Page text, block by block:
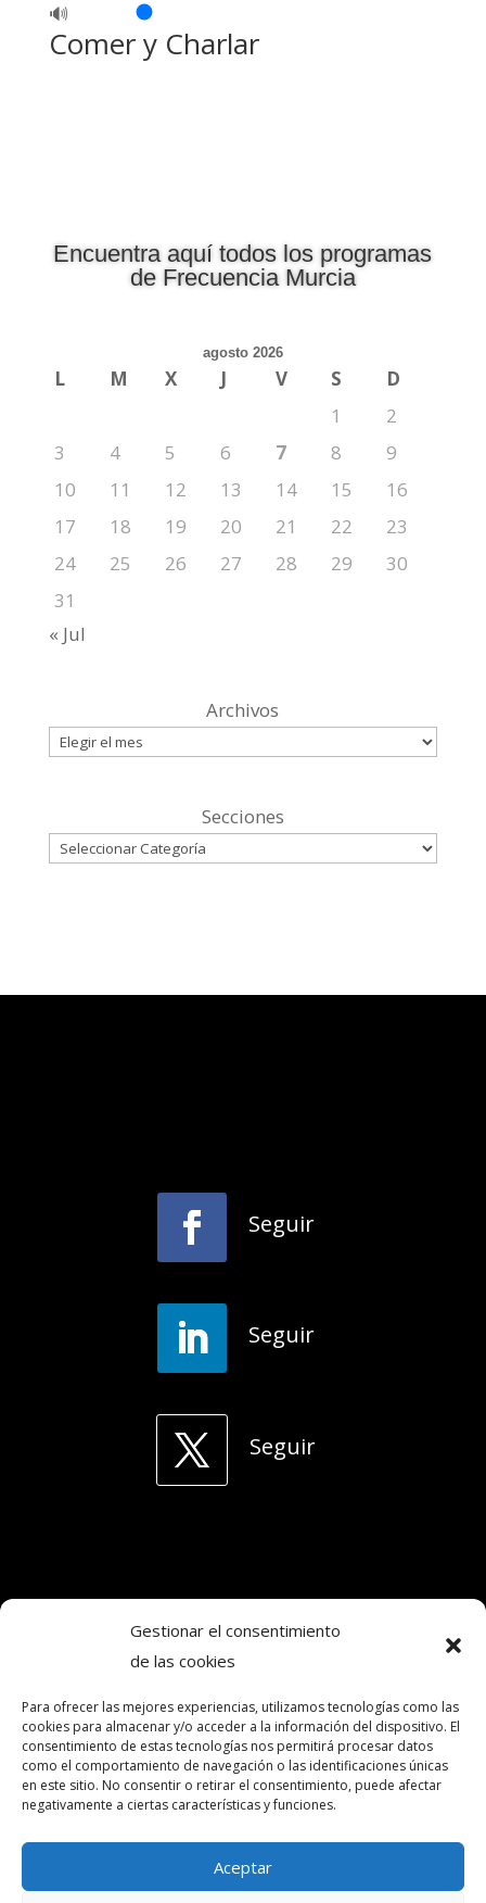
Gestionar el consentimiento
de las cookies
Para ofrecer las mejores experiencias, utilizamos tecnologías como las
cookies para almacenar y/o acceder a la información del dispositivo. El
consentimiento de estas tecnologías nos permitirá procesar datos
como el comportamiento de navegación o las identificaciones únicas
en este sitio. No consentir o retirar el consentimiento, puede afectar
negativamente a ciertas características y funciones.
Aceptar
🔊
Comer y Charlar
Encuentra aquí todos los programas
de Frecuencia Murcia
agosto 2026
L M X J V S
D
1
2
3
4 5 6 7 8
9
10
11 12 13 14 15
16
17
18 19 20 21 22
23
24
25 26 27 28 29
30
31
« Jul
Archivos
Secciones
Seguir
Seguir
Seguir
reservados.Frecuencia Murcia Económica.
intereconomia@frecuenciamurcia.es
Política de privacidad
Política de cookies (UE)
Contactar